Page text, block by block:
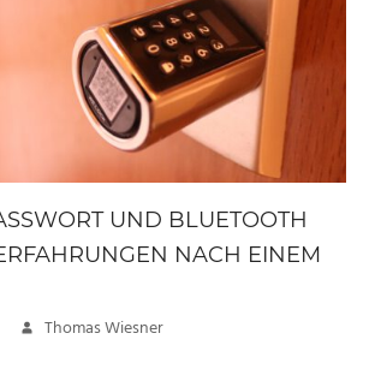
UND BLUETOOTH
NACH EINEM
Thomas Wiesner